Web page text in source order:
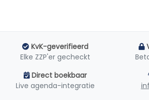
KvK-geverifieerd
Elke ZZP'er gecheckt
Direct boekbaar
Live agenda-integratie